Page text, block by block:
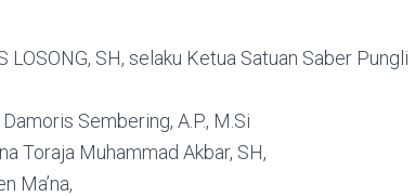
SH, selaku Ketua Satuan Saber Pungli
Sembering, A.P., M.Si
Toraja Muhammad Akbar, SH,
Ma’na,